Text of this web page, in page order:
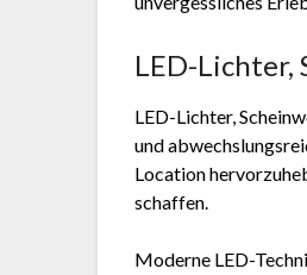
LED-
LED-Lichter,
und
Location
schaffen.
Moderne LED-